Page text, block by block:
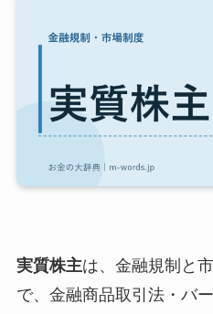
実質株主は、金融規制と
で、金融商品取引法・バ